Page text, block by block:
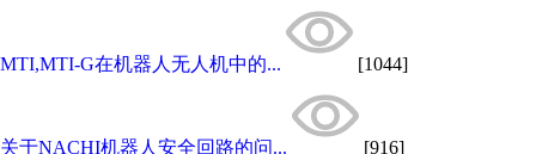
MTI,MTI-G在机器人无人机中的... [1044]
关于NACHI机器人安全回路的问... [916]